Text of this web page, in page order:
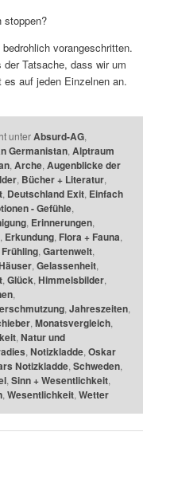
stoppen?
vorangeschritten.
Tatsache, dass wir um
auf jeden Einzelnen an.
unter Absurd-AG,
Germanistan, Alptraum
, Arche, Augenblicke der
, Bücher + Literatur,
, Deutschland Exit, Einfach
- Gefühle,
, Erinnerungen,
, Erkundung, Flora + Fauna,
Frühling, Gartenwelt,
, Gelassenheit,
, Glück, Himmelsbilder,
,
, Jahreszeiten,
, Monatsvergleich,
, Natur und
, Notizkladde, Oskar
Notizkladde, Schweden,
, Sinn + Wesentlichkeit,
, Wesentlichkeit, Wetter